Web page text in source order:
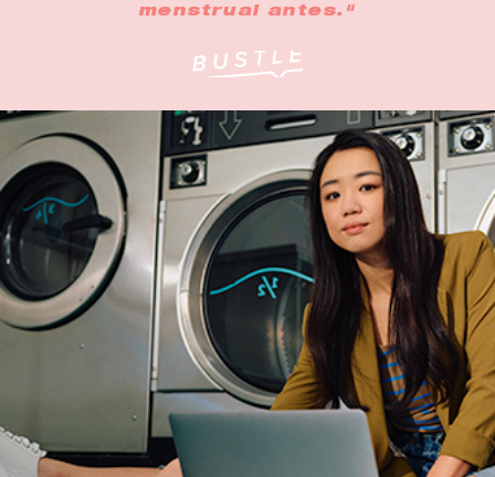
menstrual antes."